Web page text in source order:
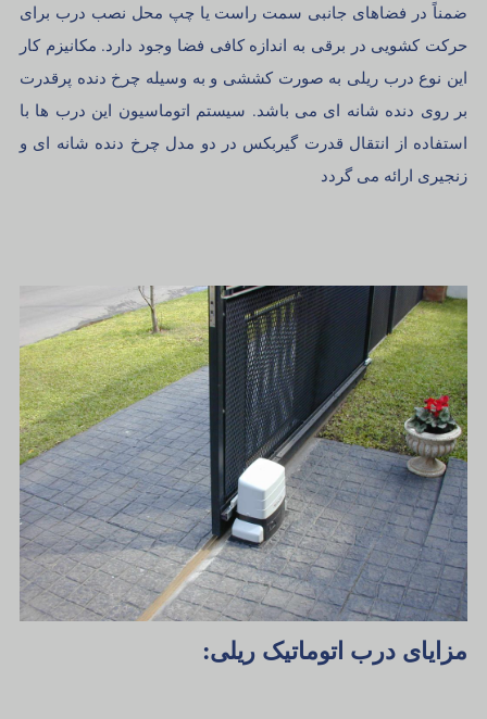
ضمناً در فضاهای جانبی سمت راست یا چپ محل نصب درب برای
حرکت کشویی در برقی به اندازه کافی فضا وجود دارد. مکانیزم کار
این نوع درب ریلی به صورت کششی و به وسیله چرخ دنده پرقدرت
بر روی دنده شانه ای می باشد. سیستم اتوماسیون این درب ها با
استفاده از انتقال قدرت گیربکس در دو مدل چرخ دنده شانه ای و
زنجیری ارائه می گردد
مزایای درب اتوماتیک ریلی: